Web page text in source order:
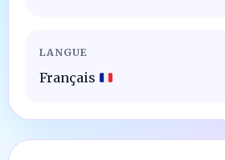
LANGUE
Français